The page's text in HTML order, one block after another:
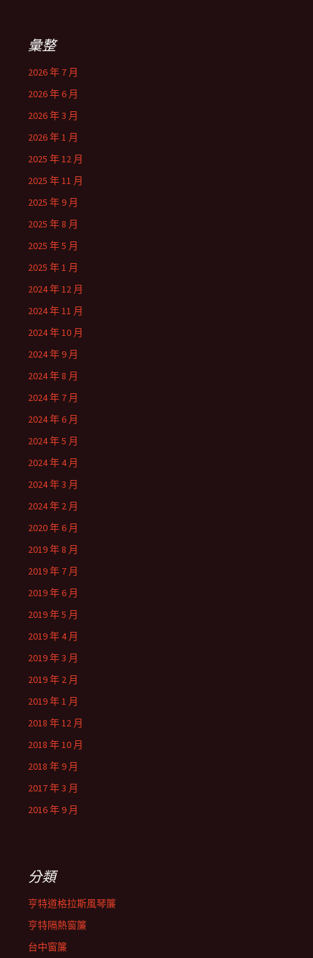
彙整
2026 年 7 月
2026 年 6 月
2026 年 3 月
2026 年 1 月
2025 年 12 月
2025 年 11 月
2025 年 9 月
2025 年 8 月
2025 年 5 月
2025 年 1 月
2024 年 12 月
2024 年 11 月
2024 年 10 月
2024 年 9 月
2024 年 8 月
2024 年 7 月
2024 年 6 月
2024 年 5 月
2024 年 4 月
2024 年 3 月
2024 年 2 月
2020 年 6 月
2019 年 8 月
2019 年 7 月
2019 年 6 月
2019 年 5 月
2019 年 4 月
2019 年 3 月
2019 年 2 月
2019 年 1 月
2018 年 12 月
2018 年 10 月
2018 年 9 月
2017 年 3 月
2016 年 9 月
分類
亨特道格拉斯風琴簾
亨特隔熱窗簾
台中窗簾